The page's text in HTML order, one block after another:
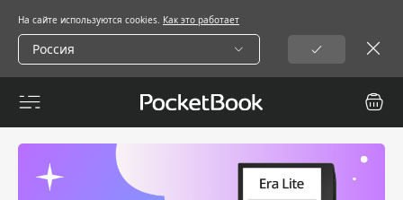
На сайте используются cookies. Как это работает
Россия